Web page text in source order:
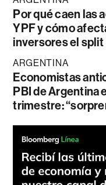
Por qué caen las
YPF y cómo
inversores el split
ARGENTINA
Economistas
PBI de Argentina
trimestre: